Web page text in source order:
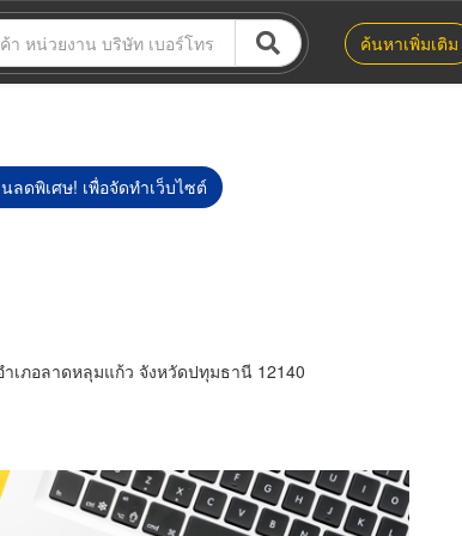
ค้นหาเพิ่มเติม
ดพิเศษ! เพื่อจัดทำเว็บไซต์
เภอลาดหลุมแก้ว จังหวัดปทุมธานี 12140